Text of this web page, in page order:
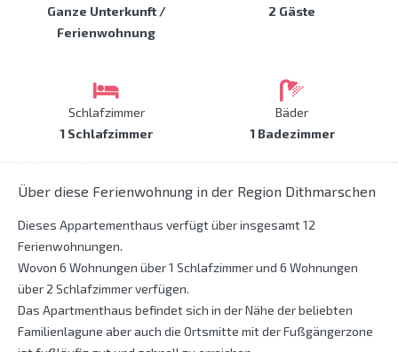
Ganze Unterkunft /
Ferienwohnung
2 Gäste
Schlafzimmer
1 Schlafzimmer
Bäder
1 Badezimmer
Über diese Ferienwohnung in der Region Dithmarschen
Dieses Appartementhaus verfügt über insgesamt 12
Ferienwohnungen.
Wovon 6 Wohnungen über 1 Schlafzimmer und 6 Wohnungen
über 2 Schlafzimmer verfügen.
Das Apartmenthaus befindet sich in der Nähe der beliebten
Familienlagune aber auch die Ortsmitte mit der Fußgängerzone